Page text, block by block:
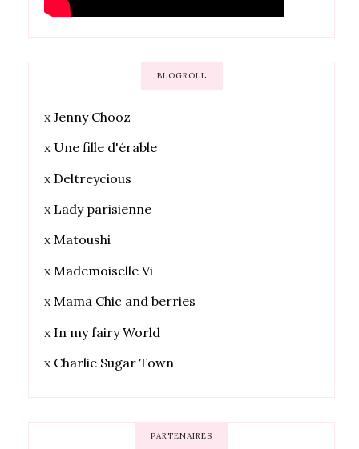
BLOGROLL
x Jenny Chooz
x Une fille d'érable
x Deltreycious
x Lady parisienne
xMatoushi
x Mademoiselle Vi
xMama Chic and berries
x In my fairy World
x Charlie Sugar Town
PARTENAIRES